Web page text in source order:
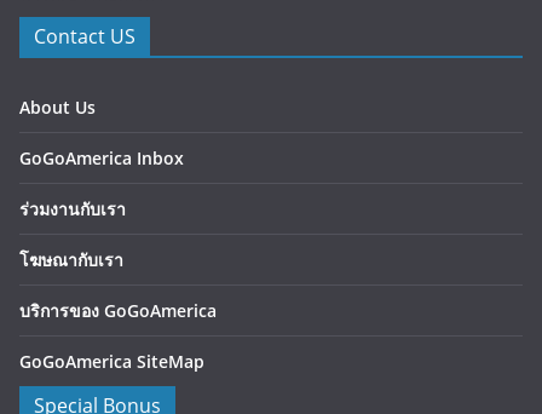
Contact US
About Us
GoGoAmerica Inbox
ร่วมงานกับเรา
โฆษณากับเรา
บริการของ GoGoAmerica
GoGoAmerica SiteMap
Special Bonus